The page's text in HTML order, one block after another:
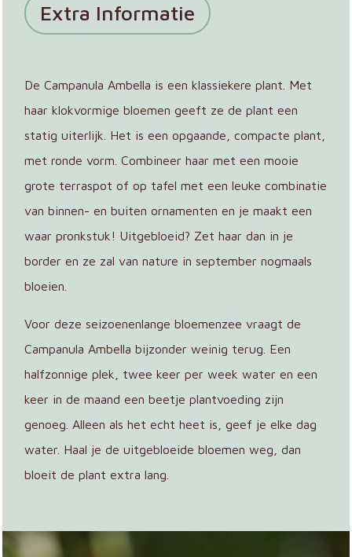
Extra Informatie
De Campanula Ambella is een klassiekere plant. Met
haar klokvormige bloemen geeft ze de plant een
statig uiterlijk. Het is een opgaande, compacte plant,
met ronde vorm. Combineer haar met een mooie
grote terraspot of op tafel met een leuke combinatie
van binnen- en buiten ornamenten en je maakt een
waar pronkstuk! Uitgebloeid? Zet haar dan in je
border en ze zal van nature in september nogmaals
bloeien.
Voor deze seizoenenlange bloemenzee vraagt de
Campanula Ambella bijzonder weinig terug. Een
halfzonnige plek, twee keer per week water en een
keer in de maand een beetje plantvoeding zijn
genoeg. Alleen als het echt heet is, geef je elke dag
water. Haal je de uitgebloeide bloemen weg, dan
bloeit de plant extra lang.